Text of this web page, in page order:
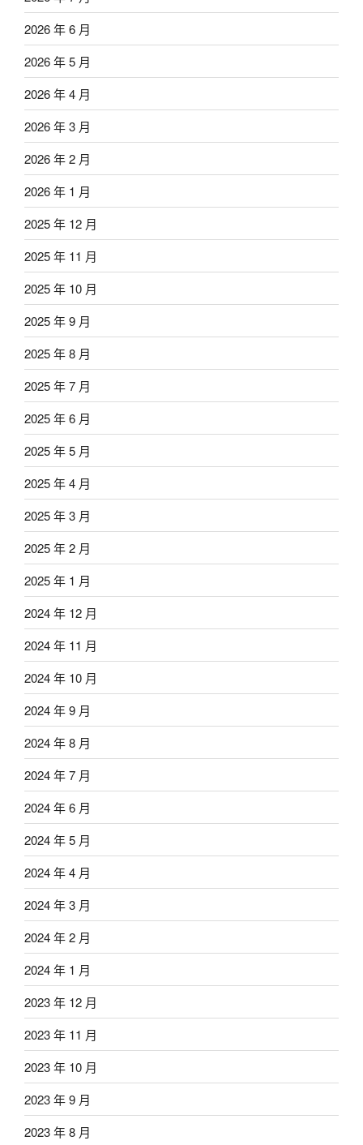
2026 年 6 月
2026 年 5 月
2026 年 4 月
2026 年 3 月
2026 年 2 月
2026 年 1 月
2025 年 12 月
2025 年 11 月
2025 年 10 月
2025 年 9 月
2025 年 8 月
2025 年 7 月
2025 年 6 月
2025 年 5 月
2025 年 4 月
2025 年 3 月
2025 年 2 月
2025 年 1 月
2024 年 12 月
2024 年 11 月
2024 年 10 月
2024 年 9 月
2024 年 8 月
2024 年 7 月
2024 年 6 月
2024 年 5 月
2024 年 4 月
2024 年 3 月
2024 年 2 月
2024 年 1 月
2023 年 12 月
2023 年 11 月
2023 年 10 月
2023 年 9 月
2023 年 8 月